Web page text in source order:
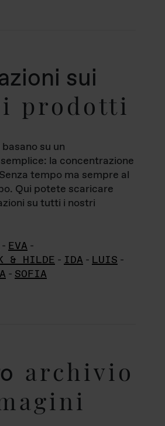
sui
prodotti
su un
la concentrazione
tempo ma sempre al
Qui potete scaricare
su tutti i nostri
- EVA -
& HILDE - IDA - LUIS -
- SOFIA
archivio